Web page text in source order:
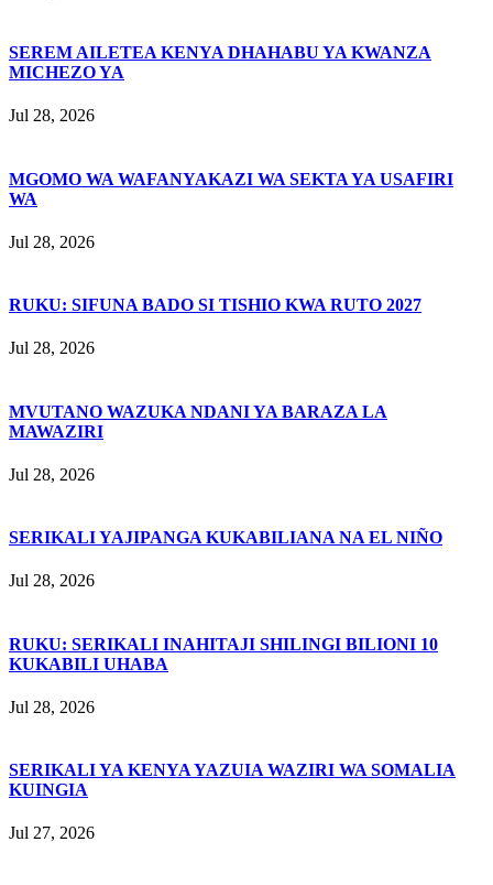
SEREM AILETEA KENYA DHAHABU YA KWANZA
MICHEZO YA
Jul 28, 2026
MGOMO WA WAFANYAKAZI WA SEKTA YA USAFIRI
WA
Jul 28, 2026
RUKU: SIFUNA BADO SI TISHIO KWA RUTO 2027
Jul 28, 2026
MVUTANO WAZUKA NDANI YA BARAZA LA
MAWAZIRI
Jul 28, 2026
SERIKALI YAJIPANGA KUKABILIANA NA EL NIÑO
Jul 28, 2026
RUKU: SERIKALI INAHITAJI SHILINGI BILIONI 10
KUKABILI UHABA
Jul 28, 2026
SERIKALI YA KENYA YAZUIA WAZIRI WA SOMALIA
KUINGIA
Jul 27, 2026